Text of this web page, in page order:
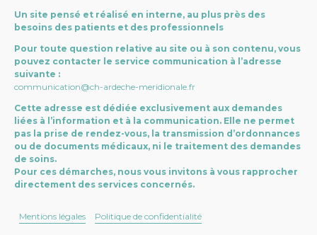
Un site pensé et réalisé en interne, au plus près des
besoins des patients et des professionnels
Pour toute question relative au site ou à son contenu, vous
pouvez contacter le service communication à l’adresse
suivante :
communication@ch-ardeche-meridionale.fr
Cette adresse est dédiée exclusivement aux demandes
liées à l’information et à la communication. Elle ne permet
pas la prise de rendez-vous, la transmission d’ordonnances
ou de documents médicaux, ni le traitement des demandes
de soins.
Pour ces démarches, nous vous invitons à vous rapprocher
directement des services concernés.
Mentions légales Politique de confidentialité